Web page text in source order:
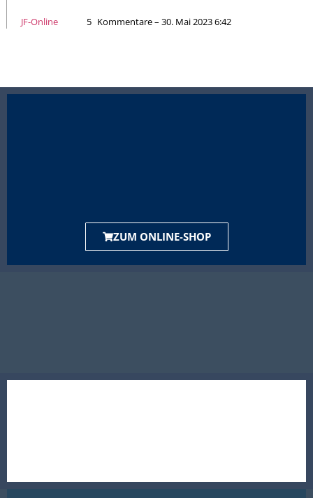
JF-Online 5 Kommentare – 30. Mai 2023 6:42
ZUM ONLINE-SHOP